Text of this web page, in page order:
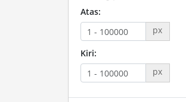
Atas:
px
Kiri:
px